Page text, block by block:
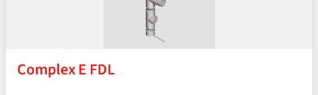
Complex E FDL